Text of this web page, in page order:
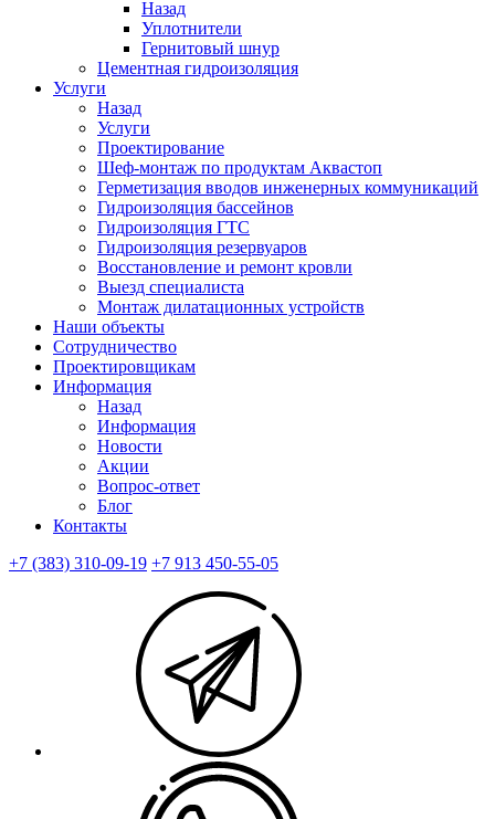
Назад
Уплотнители
Гернитовый шнур
Цементная гидроизоляция
Услуги
Назад
Услуги
Проектирование
Шеф-монтаж по продуктам Аквастоп
Герметизация вводов инженерных коммуникаций
Гидроизоляция бассейнов
Гидроизоляция ГТС
Гидроизоляция резервуаров
Восстановление и ремонт кровли
Выезд специалиста
Монтаж дилатационных устройств
Наши объекты
Сотрудничество
Проектировщикам
Информация
Назад
Информация
Новости
Акции
Вопрос-ответ
Блог
Контакты
+7 (383) 310-09-19 +7 913 450-55-05